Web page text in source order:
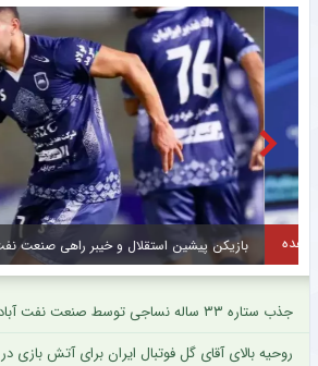
جذب ستاره ۳۳ ساله نساجی توسط صنعت نفت آبادان + عکس
روحیه بالای آقای گل فوتبال ایران برای آتش